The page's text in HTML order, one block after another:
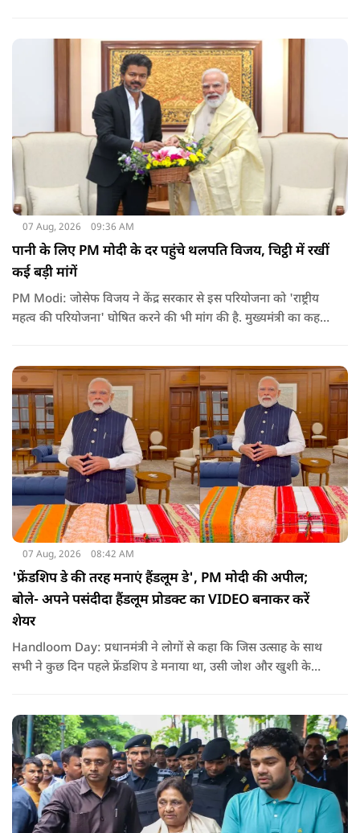
07 Aug, 2026 09:36 AM
पानी के लिए PM मोदी के दर पहुंचे थलपति विजय, चिट्ठी में रखीं
कई बड़ी मांगें
PM Modi: जोसेफ विजय ने केंद्र सरकार से इस परियोजना को 'राष्ट्रीय
महत्व की परियोजना' घोषित करने की भी मांग की है. मुख्यमंत्री का कहना
की समस्या को काफी हद तक कम किया जा सकता है.
07 Aug, 2026 08:42 AM
'फ्रेंडशिप डे की तरह मनाएं हैंडलूम डे', PM मोदी की अपील;
बोले- अपने पसंदीदा हैंडलूम प्रोडक्ट का VIDEO बनाकर करें
शेयर
Handloom Day: प्रधानमंत्री ने लोगों से कहा कि जिस उत्साह के साथ
सभी ने कुछ दिन पहले फ्रेंडशिप डे मनाया था, उसी जोश और खुशी के